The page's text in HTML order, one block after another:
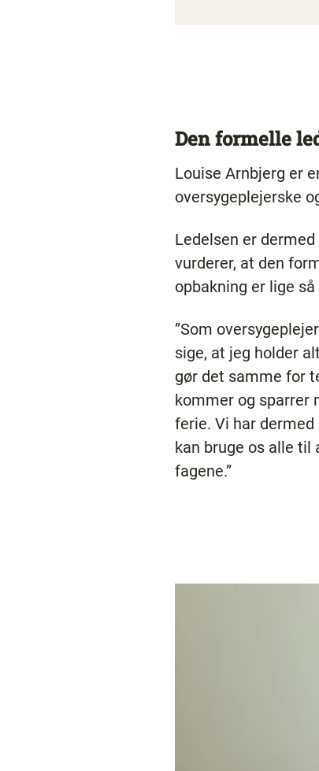
Den formelle
Louise Arnbjerg er
oversygeplejerske
Ledelsen er
vurderer, at den
opbakning er lige
”Som
sige, at jeg holder
gør det samme for
kommer og sparrer
ferie. Vi har
kan bruge os alle
fagene.”